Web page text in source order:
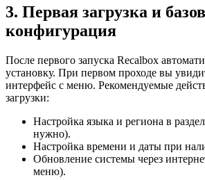
3. Первая загрузка и
конфигурация
После первого запуска Recalbox
установку. При первом проходе вы
интерфейс с меню. Рекомендуемые
загрузки:
Настройка языка и региона в
нужно).
Настройка времени и даты при
Обновление системы через
меню).